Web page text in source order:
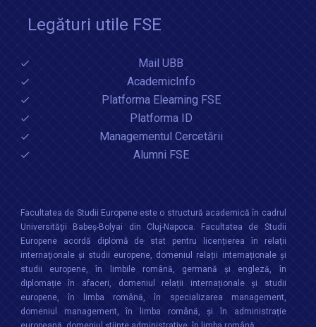
Legături utile FSE
Mail UBB
AcademicInfo
Platforma Elearning FSE
Platforma ID
Managementul Cercetării
Alumni FSE
Facultatea de Studii Europene este o structură academică în cadrul
Universităţii Babeș-Bolyai din Cluj-Napoca. Facultatea de Studii
Europene acordă diplomă de stat pentru licențierea în relaţii
internaţionale şi studii europene, domeniul relații internaționale şi
studii europene, în limbile română, germană și engleză, în
diplomație în afaceri, domeniul relații internaționale și studii
europene, în limba română, în specializarea management,
domeniul management, în limba română, și în administrație